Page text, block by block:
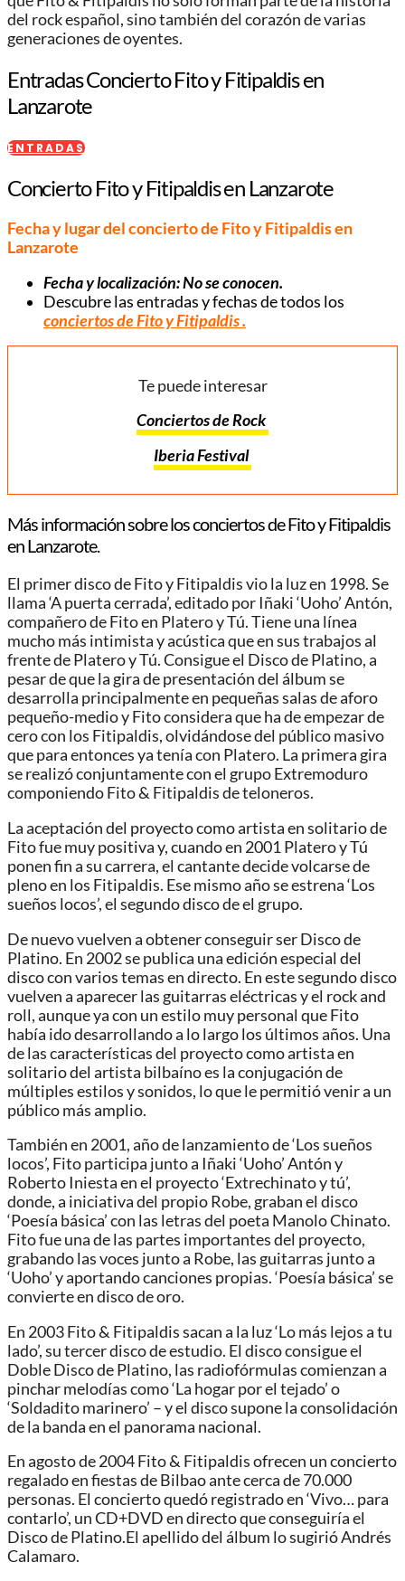
del rock español, sino también del corazón de varias
generaciones de oyentes.
Entradas Concierto Fito y Fitipaldis en
Lanzarote
ENTRADAS
Concierto Fito y Fitipaldis en Lanzarote
Fecha y lugar del concierto de Fito y Fitipaldis en
Lanzarote
Fecha y localización: No se conocen.
Descubre las entradas y fechas de todos los
conciertos de Fito y Fitipaldis .
Te puede interesar
Conciertos de Rock
Iberia Festival
Más información sobre los conciertos de Fito y Fitipaldis
en Lanzarote.
El primer disco de Fito y Fitipaldis vio la luz en 1998. Se
llama ‘A puerta cerrada’, editado por Iñaki ‘Uoho’ Antón,
compañero de Fito en Platero y Tú. Tiene una línea
mucho más intimista y acústica que en sus trabajos al
frente de Platero y Tú. Consigue el Disco de Platino,​ a
pesar de que la gira de presentación del álbum se
desarrolla principalmente en pequeñas salas de aforo
pequeño-medio y Fito considera que ha de empezar de
cero con los Fitipaldis, olvidándose del público masivo
que para entonces ya tenía con Platero. La primera gira
se realizó conjuntamente con el grupo Extremoduro
componiendo Fito & Fitipaldis de teloneros.
La aceptación del proyecto como artista en solitario de
Fito fue muy positiva y, cuando en 2001 Platero y Tú
ponen fin a su carrera, el cantante decide volcarse de
pleno en los Fitipaldis. Ese mismo año se estrena ‘Los
sueños locos’, el segundo disco de el grupo.
De nuevo vuelven a obtener conseguir ser Disco de
Platino. En 2002 se publica una edición especial del
disco con varios temas en directo. En este segundo disco
vuelven a aparecer las guitarras eléctricas y el rock and
roll, aunque ya con un estilo muy personal que Fito
había ido desarrollando a lo largo los últimos años. Una
de las características del proyecto como artista en
solitario del artista bilbaíno es la conjugación de
múltiples estilos y sonidos, lo que le permitió venir a un
público más amplio.
También en 2001, año de lanzamiento de ‘Los sueños
locos’, Fito participa junto a Iñaki ‘Uoho’ Antón y
Roberto Iniesta en el proyecto ‘Extrechinato y tú’,
donde, a iniciativa del propio Robe, graban el disco
‘Poesía básica’ con las letras del poeta Manolo Chinato.
Fito fue una de las partes importantes del proyecto,
grabando las voces junto a Robe, las guitarras junto a
‘Uoho’ y aportando canciones propias. ‘Poesía básica’ se
convierte en disco de oro.
En 2003 Fito & Fitipaldis sacan a la luz ‘Lo más lejos a tu
lado’, su tercer disco de estudio. El disco consigue el
Doble Disco de Platino,​ las radiofórmulas comienzan a
pinchar melodías como ‘La hogar por el tejado’ o
‘Soldadito marinero’ – y el disco supone la consolidación
de la banda en el panorama nacional.
En agosto de 2004 Fito & Fitipaldis ofrecen un concierto
regalado en fiestas de Bilbao ante cerca de 70.000
personas. El concierto quedó registrado en ‘Vivo… para
contarlo’, un CD+DVD en directo que conseguiría el
Disco de Platino.El apellido del álbum lo sugirió Andrés
Calamaro.